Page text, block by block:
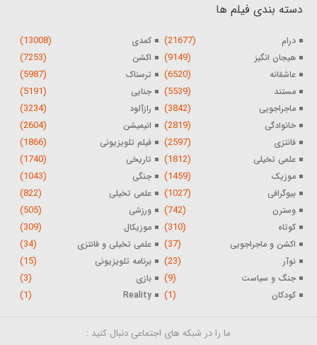
دسته بندی فیلم ها
درام (21677) کمدی (13008)
هیجان انگیز (9149) اکشن (7253)
عاشقانه (6520) ترسناک (5987)
مستند (5539) جنایی (5191)
ماجراجویی (3842) رازآلود (3234)
خانوادگی (2819) انیمیشن (2604)
فانتزی (2597) فیلم تلویزیونی (1866)
علمی تخیلی (1812) تاریخی (1740)
موزیک (1459) جنگی (1043)
بیوگرافی (1027) علمی تخیلی (822)
وسترن (742) ورزشی (505)
کوتاه (310) موزیکال (309)
اکشن و ماجراجویی (37) علمی تخیلی و فانتزی (34)
نوآر (23) برنامه تلویزیونی (15)
جنگ و سیاست (9) بازی (3)
کودکان (1)
Reality
(1)
ما را در شبکه های اجتماعی دنبال کنید :